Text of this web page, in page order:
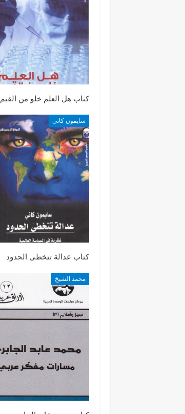
كتاب هل العلم خلو من القيم
سايمون كاني
كتاب عدالة تتخطى الحدود
محمد الشيخ